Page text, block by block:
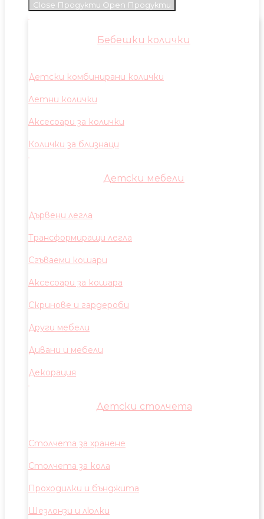
Close Продукти Open Продукти
Бебешки колички
Детски комбинирани колички
Летни колички
Аксесоари за колички
Колички за близнаци
Детски мебели
Дървени легла
Трансформиращи легла
Сгъваеми кошари
Аксесоари за кошара
Скринове и гардероби
Други мебели
Дивани и мебели
Декорация
Детски столчета
Столчета за хранене
Столчета за кола
Проходилки и бънджита
Шезлонзи и люлки